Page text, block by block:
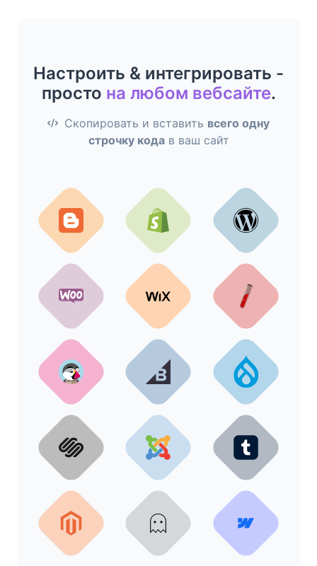
Настроить & интегрировать -
просто на любом вебсайте.
Скопировать и вставить всего одну
строчку кодав ваш сайт